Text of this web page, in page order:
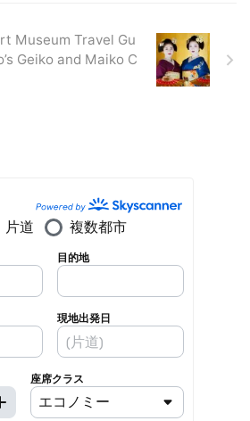
Museum Travel Gu
Geiko and Maiko C